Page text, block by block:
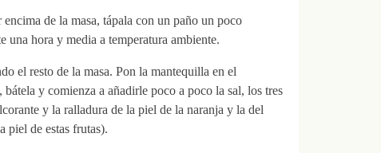
de la masa, tápala con un paño un poco
una hora y media a temperatura ambiente.
el resto de la masa. Pon la mantequilla en el
y comienza a añadirle poco a poco la sal, los tres
y la ralladura de la piel de la naranja y la del
piel de estas frutas).